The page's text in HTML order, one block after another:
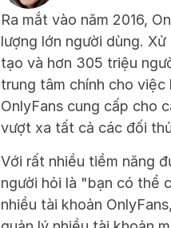
Ra mắt vào năm 2016,
lượng lớn người dùng.
tạo và hơn 305 triệu
trung tâm chính cho
OnlyFans cung cấp cho
vượt xa tất cả các đối
Với rất nhiều tiềm năng
người hỏi là "bạn có thể
nhiều tài khoản